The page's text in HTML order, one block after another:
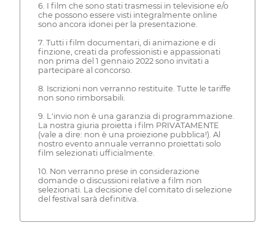
6. I film che sono stati trasmessi in televisione e/o
che possono essere visti integralmente online
sono ancora idonei per la presentazione.
7. Tutti i film documentari, di animazione e di
finzione, creati da professionisti e appassionati
non prima del 1 gennaio 2022 sono invitati a
partecipare al concorso.
8. Iscrizioni non verranno restituite. Tutte le tariffe
non sono rimborsabili.
9. L'invio non è una garanzia di programmazione.
La nostra giuria proietta i film PRIVATAMENTE
(vale a dire: non è una proiezione pubblica!). Al
nostro evento annuale verranno proiettati solo
film selezionati ufficialmente.
10. Non verranno prese in considerazione
domande o discussioni relative a film non
selezionati. La decisione del comitato di selezione
del festival sarà definitiva.